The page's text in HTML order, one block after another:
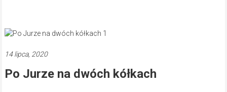
14 lipca, 2020
Po Jurze na dwóch kółkach